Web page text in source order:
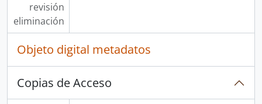
revisión
eliminación
Objeto digital metadatos
Copias de Acceso